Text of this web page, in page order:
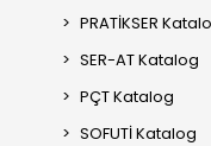
PRATİKSER
SER-AT Katalog
PÇT Katalog
SOFUTİ Katalog